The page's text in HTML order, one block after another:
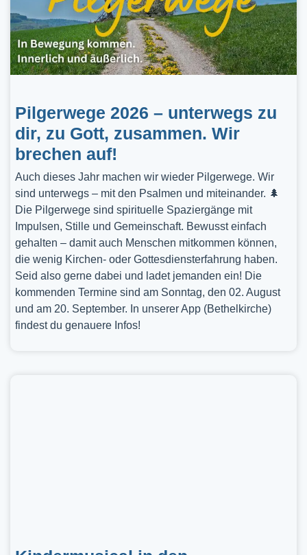
Pilgerwege 2026 – unterwegs zu
dir, zu Gott, zusammen. Wir
brechen auf!
Auch dieses Jahr machen wir wieder Pilgerwege. Wir
sind unterwegs – mit den Psalmen und miteinander. 🌲
Die Pilgerwege sind spirituelle Spaziergänge mit
Impulsen, Stille und Gemeinschaft. Bewusst einfach
gehalten – damit auch Menschen mitkommen können,
die wenig Kirchen- oder Gottesdiensterfahrung haben.
Seid also gerne dabei und ladet jemanden ein! Die
kommenden Termine sind am Sonntag, den 02. August
und am 20. September. In unserer App (Bethelkirche)
findest du genauere Infos!